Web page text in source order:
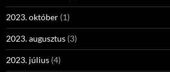
2023. október (1)
2023. augusztus (3)
2023. július (4)